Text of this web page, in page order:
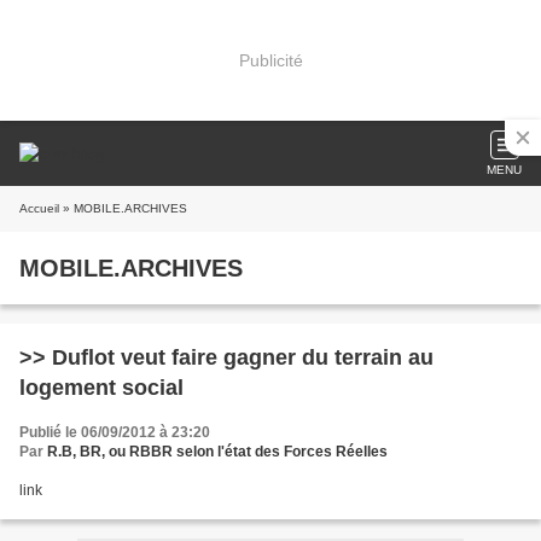
Publicité
MENU
Accueil » MOBILE.ARCHIVES
MOBILE.ARCHIVES
>> Duflot veut faire gagner du terrain au
logement social
Publié le 06/09/2012 à 23:20
Par R.B, BR, ou RBBR selon l'état des Forces Réelles
link